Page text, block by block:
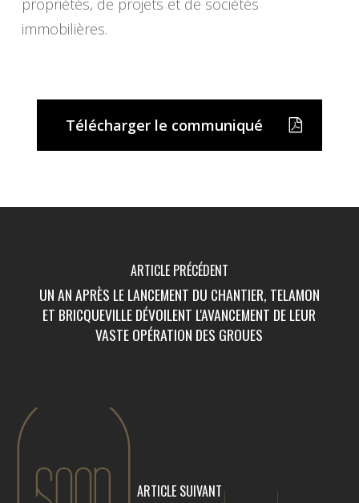
propriétés, de projets et de sociétés
immobilières.
Télécharger le communiqué
ARTICLE PRÉCÉDENT
UN AN APRÈS LE LANCEMENT DU CHANTIER, TELAMON
ET BRICQUEVILLE DÉVOILENT L'AVANCEMENT DE LEUR
VASTE OPÉRATION DES GROUES
ARTICLE SUIVANT